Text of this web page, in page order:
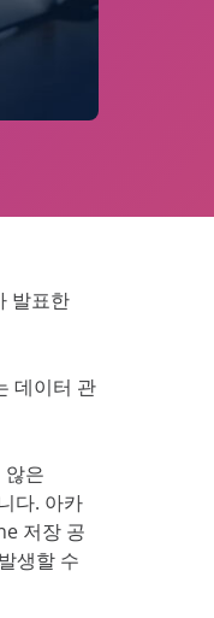
발표한
데이터 관
않은
다. 아카
저장 공
생할 수